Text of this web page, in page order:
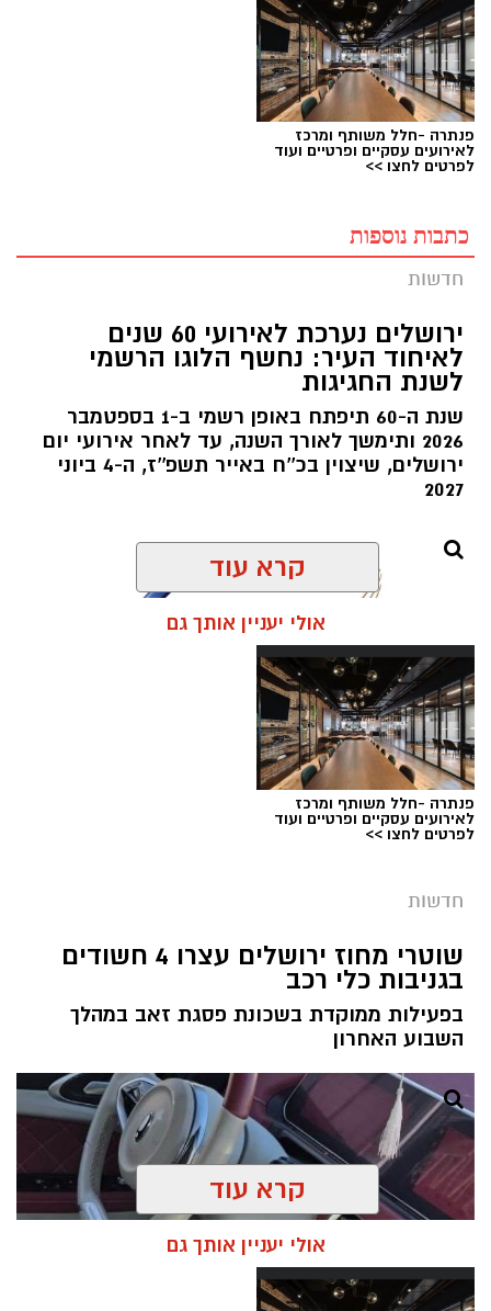
פנתרה -חלל משותף ומרכז
לאירועים עסקיים ופרטיים ועוד
לפרטים לחצו >>
כתבות נוספות
חדשות
ירושלים נערכת לאירועי 60 שנים
לאיחוד העיר: נחשף הלוגו הרשמי
לשנת החגיגות
שנת ה-60 תיפתח באופן רשמי ב-1 בספטמבר
2026 ותימשך לאורך השנה, עד לאחר אירועי יום
ירושלים, שיצוין בכ''ח באייר תשפ''ז, ה-4 ביוני
2027
תגים:ירושלים חוגגת 60
שנה לאיחוד הבירה - סמל ייחודי שילווה את כלל
עיריית ירושלים בכל הפרסומים העירוניים.
ותימשך לאורך השנה, עד לאחר אירועי יום ירושלים,
שיצוין בכ''ח באייר תשפ''ז, ה-4 ביוני 2027. במהלך
התקופה יתקיימו עשרות אירועי תרבות, מורשת,
חינוך, ספורט וקהילה ברחבי העיר, אשר יספרו את
סיפורה של ירושלים המאוחדת, עיר הבירה של
קרא עוד
אולי יעניין אותך גם
פנתרה -חלל משותף ומרכז
לאירועים עסקיים ופרטיים ועוד
לפרטים לחצו >>
חדשות
שוטרי מחוז ירושלים עצרו 4 חשודים
בגניבות כלי רכב
בפעילות ממוקדת בשכונת פסגת זאב במהלך
השבוע האחרון
קרא עוד
אולי יעניין אותך גם